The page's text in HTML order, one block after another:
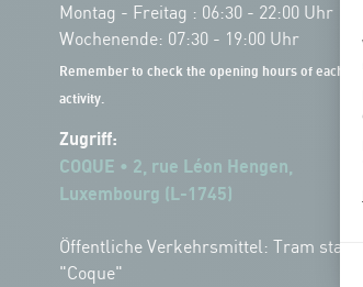
Montag - Freitag : 06:30 - 22:00 Uhr
Wochenende: 07:30 - 19:00 Uhr
Remember to check the opening hours of each
activity.
Zugriff:
COQUE • 2, rue Léon Hengen,
Luxembourg (L-1745)
Öffentliche Verkehrsmittel: Tram station
"Coque"